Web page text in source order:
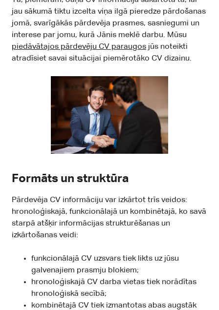
jau sākumā tiktu izcelta viņa ilgā pieredze pārdošanas
jomā, svarīgākās pārdevēja prasmes, sasniegumi un
interese par jomu, kurā Jānis meklē darbu. Mūsu
piedāvātajos pārdevēju CV paraugos jūs noteikti
atradīsiet savai situācijai piemērotāko CV dizainu.
Formāts un struktūra
Pārdevēja CV informāciju var izkārtot trīs veidos:
hronoloģiskajā, funkcionālajā un kombinētajā, ko savā
starpā atšķir informācijas strukturēšanas un
izkārtošanas veidi:
funkcionālajā CV uzsvars tiek likts uz jūsu
galvenajiem prasmju blokiem;
hronoloģiskajā CV darba vietas tiek norādītas
hronoloģiskā secībā;
kombinētajā CV tiek izmantotas abas augstāk